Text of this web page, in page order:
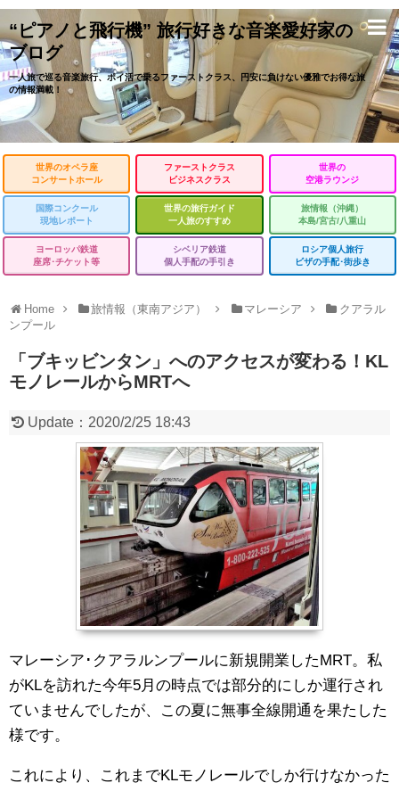
“ピアノと飛行機” 旅行好きな音楽愛好家の
ブログ
一人旅で巡る音楽旅行、ポイ活で乗るファーストクラス、円安に負けない優雅でお得な旅
の情報満載！
世界のオペラ座
コンサートホール
ファーストクラス
ビジネスクラス
世界の
空港ラウンジ
国際コンクール
現地レポート
世界の旅行ガイド
一人旅のすすめ
旅情報（沖縄）
本島/宮古/八重山
ヨーロッパ鉄道
座席･チケット等
シベリア鉄道
個人手配の手引き
ロシア個人旅行
ビザの手配･街歩き
Home 旅情報（東南アジア） マレーシア
クアラル
ンプール
「ブキッビンタン」へのアクセスが変わる！KL
モノレールからMRTへ
Update： 2020/2/25 18:43
マレーシア･クアラルンプールに新規開業したMRT。私
がKLを訪れた今年5月の時点では部分的にしか運行され
ていませんでしたが、この夏に無事全線開通を果たした
様です。
これにより、これまでKLモノレールでしか行けなかった